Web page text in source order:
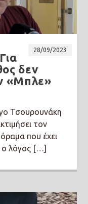
28/09/2023
δεν
«Μπλε»
Τσουρουνάκη
τον
που έχει
ο λόγος […]